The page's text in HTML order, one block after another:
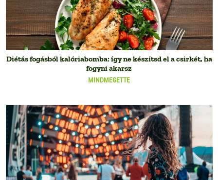
MINDMEGETTE
Diétás fogásból kalóriabomba: így ne készítsd el a csirkét, ha
fogyni akarsz